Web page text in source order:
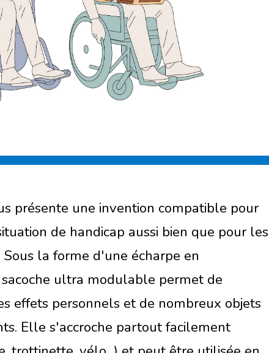
présente une invention compatible pour
de handicap aussi bien que pour les
Sous la forme d'une écharpe en
ultra modulable permet de
effets personnels et de nombreux objets
Elle s'accroche partout facilement